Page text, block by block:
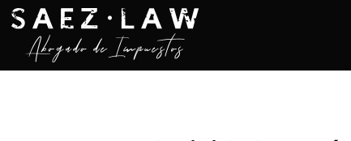
t